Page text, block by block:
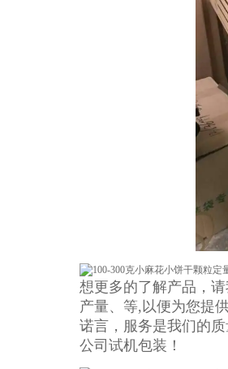
想更多的了解产品，
产量、等,以便为您提
诺言，服务是我们的
公司试机包装！